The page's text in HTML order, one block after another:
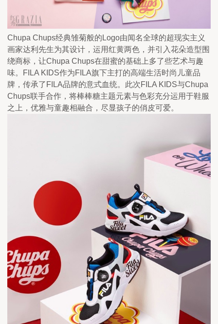
Chupa Chups经典雏菊般的Logo由闻名全球的超现实主义
画家达利先生为其设计，运用红黄两色，并引入花朵造型围
绕商标，让Chupa Chups在甜蜜的基础上多了些艺术与趣
味。FILA KIDS作为FILA旗下主打的高端生活时尚儿童品
牌，传承了FILA品牌的意式血统。此次FILA KIDS与Chupa
Chups联手合作，将棒棒糖主题元素与色彩充分运用于鞋服
之上，优雅与童趣相融合，尽显孩子的俏皮可爱。